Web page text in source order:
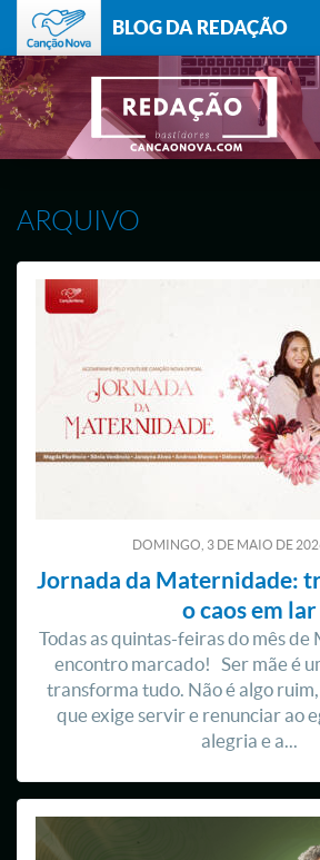
BLOG DA REDAÇÃO
ARQUIVO
DOMINGO, 3 DE MAIO DE
Jornada da Maternidade:
o caos em lar
Todas as quintas-feiras do mês de
encontro marcado! Ser mãe é
transforma tudo. Não é algo
que exige servir e renunciar ao
alegria e a...